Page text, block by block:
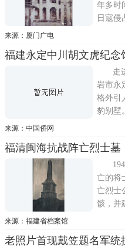
年多时
日寇侵
兴亚
汕头的
导，
络部先
来源：厦门广电
福建永定中川胡文虎纪
走
岩市永
格外引
豹别墅
国抗
礼。据
日寇
支援祖
来源：中国侨网
福清闽海抗战阵亡烈士墓
亡的将
亡烈士
骸，并
战阵
塞线，
来源：福建省档案馆
老照片首现戴笠题名军统